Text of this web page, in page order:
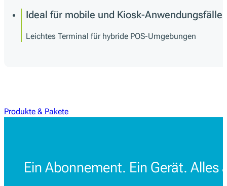
Ideal für mobile und Kiosk-Anwendungsfälle
Leichtes Terminal für hybride POS-Umgebungen
Produkte & Pakete
Ein Abonnement. Ein Gerät. Alles